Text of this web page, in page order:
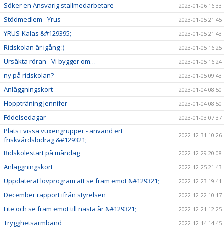
Söker en Ansvarig stallmedarbetare 2023-01-06 16:33
Stödmedlem - Yrus 2023-01-05 21:45
YRUS-Kalas &#129395; 2023-01-05 21:43
Ridskolan är igång :) 2023-01-05 16:25
Ursäkta röran - Vi bygger om… 2023-01-05 16:24
ny på ridskolan? 2023-01-05 09:43
Anläggningskort 2023-01-04 08:50
Hoppträning Jennifer 2023-01-04 08:50
Födelsedagar 2023-01-03 07:37
Plats i vissa vuxengrupper - använd ert
friskvårdsbidrag &#129321;
2022-12-31 10:26
Ridskolestart på måndag 2022-12-29 20:08
Anläggningskort 2022-12-25 21:43
Uppdaterat lovprogram att se fram emot &#129321; 2022-12-23 19:41
December rapport ifrån styrelsen 2022-12-22 10:17
Lite och se fram emot till nästa år &#129321; 2022-12-21 12:25
Trygghetsarmband 2022-12-14 14:45